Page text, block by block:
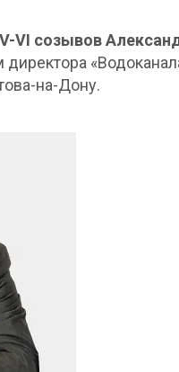
VI созывов
на-Дону.